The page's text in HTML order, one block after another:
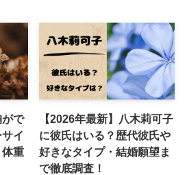
がで
イ
重
【2026年最新】八木莉可子
に彼氏はいる？歴代彼氏や
好きなタイプ・結婚願望ま
で徹底調査！